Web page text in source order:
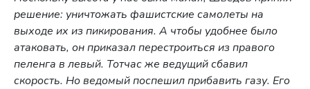
решение: уничтожать фашистские самолеты на
выходе их из пикирования. А чтобы удобнее было
атаковать, он приказал перестроиться из правого
пеленга в левый. Тотчас же ведущий сбавил
скорость. Но ведомый поспешил прибавить газу. Его